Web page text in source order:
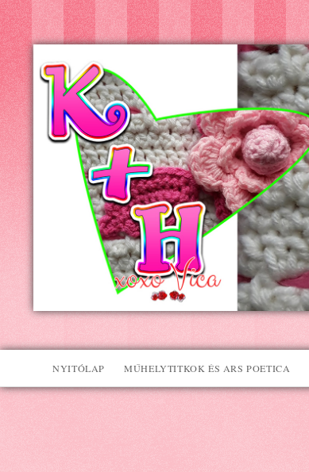
Kreatív+Hobby
Alkotóműhely
NYITÓLAP MŰHELYTITKOK ÉS ARS POETICA